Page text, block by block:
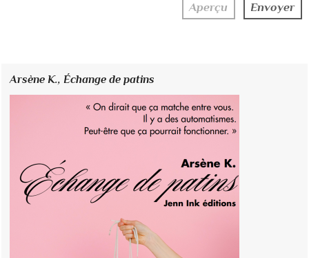
Arsène K.,Échange de patins